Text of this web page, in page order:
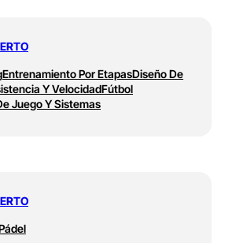
Entrenamiento Por EtapasDiseño De
Y VelocidadFútbol
Juego Y Sistemas